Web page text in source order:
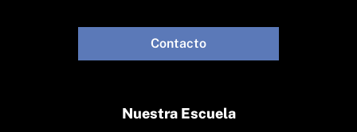
Nuestra Escuela
Contacto